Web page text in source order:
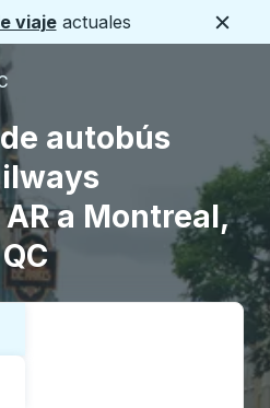
viajeactuales
autobús
a Montreal,
QC
ida y vuelta: